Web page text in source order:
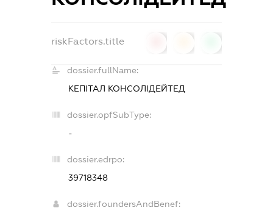
riskFactors.title
dossier.fullName:
КЕПІТАЛ КОНСОЛІДЕЙТЕД
dossier.opfSubType:
-
dossier.edrpo:
39718348
dossier.foundersAndBenef: